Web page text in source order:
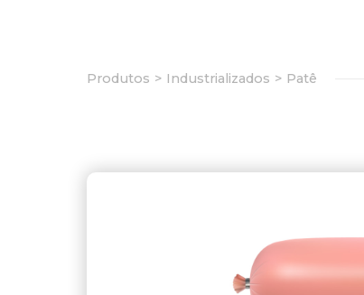
Produtos Industrializados Patê